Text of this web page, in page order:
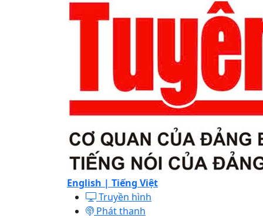
English | Tiếng Việt
Truyền hình
Phát thanh